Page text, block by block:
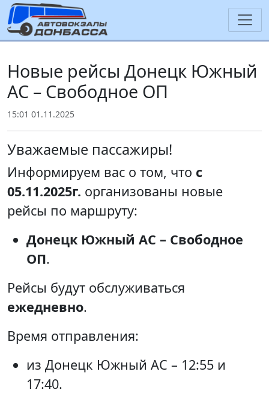
Новые рейсы Донецк Южный
АС – Свободное ОП
15:01 01.11.2025
Уважаемые пассажиры!
Информируем вас о том, что с
05.11.2025г. организованы новые
рейсы по маршруту:
Донецк Южный АС – Свободное
ОП.
Рейсы будут обслуживаться
ежедневно.
Время отправления:
из Донецк Южный АС – 12:55 и
17:40.